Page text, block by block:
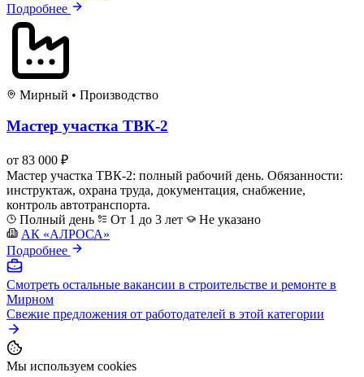
Подробнее
Мирный • Производство
Мастер участка ТВК-2
от 83 000 ₽
Мастер участка ТВК-2: полный рабочий день. Обязанности:
инструктаж, охрана труда, документация, снабжение,
контроль автотранспорта.
Полный день
От 1 до 3 лет
Не указано
АК «АЛРОСА»
Подробнее
Смотреть остальные вакансии в строительстве и ремонте в
Мирном
Свежие предложения от работодателей в этой категории
Мы используем cookies